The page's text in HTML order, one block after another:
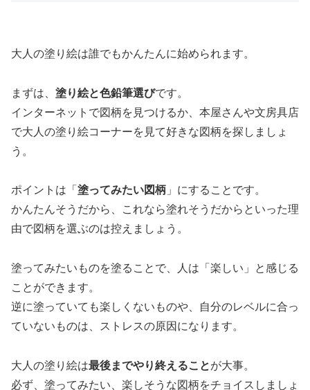
大人の塗り絵は誰でもかんたんに始められます。
まずは、 塗り絵と色鉛筆選びです。
インターネットで図柄を見つけるか、本屋さんや文房具店
で大人の塗り絵コーナーを見て好きな図柄を探しましょ
う。
ポイントは「 塗ってみたい図柄 」にすることです。
かんたんそうだから、これなら塗れそうだからといった理
由で図柄を選ぶのは控えましょう。
塗ってみたいものを塗ることで、人は「楽しい」と感じる
ことができます。
逆に塗っていても楽しくないものや、自分のレベルに合っ
ていないものは、ストレスの原因になります。
大人の塗り絵は最後までやり終えることが大事。
必ず、塗ってみたい、楽しそうな図柄をチョイスしましょ